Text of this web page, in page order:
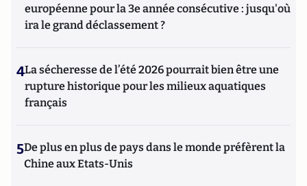
européenne pour la 3e année consécutive : jusqu'où
ira le grand déclassement ?
4La sécheresse de l’été 2026 pourrait bien être une
rupture historique pour les milieux aquatiques
français
5De plus en plus de pays dans le monde préfèrent la
Chine aux Etats-Unis